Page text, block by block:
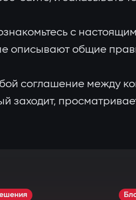
с
описывают общие
соглашение между
заходит,